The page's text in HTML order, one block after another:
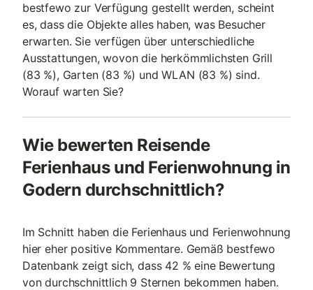
bestfewo zur Verfügung gestellt werden, scheint
es, dass die Objekte alles haben, was Besucher
erwarten. Sie verfügen über unterschiedliche
Ausstattungen, wovon die herkömmlichsten Grill
(83 %), Garten (83 %) und WLAN (83 %) sind.
Worauf warten Sie?
Wie bewerten Reisende
Ferienhaus und Ferienwohnung in
Godern durchschnittlich?
Im Schnitt haben die Ferienhaus und Ferienwohnung
hier eher positive Kommentare. Gemäß bestfewo
Datenbank zeigt sich, dass 42 % eine Bewertung
von durchschnittlich 9 Sternen bekommen haben.